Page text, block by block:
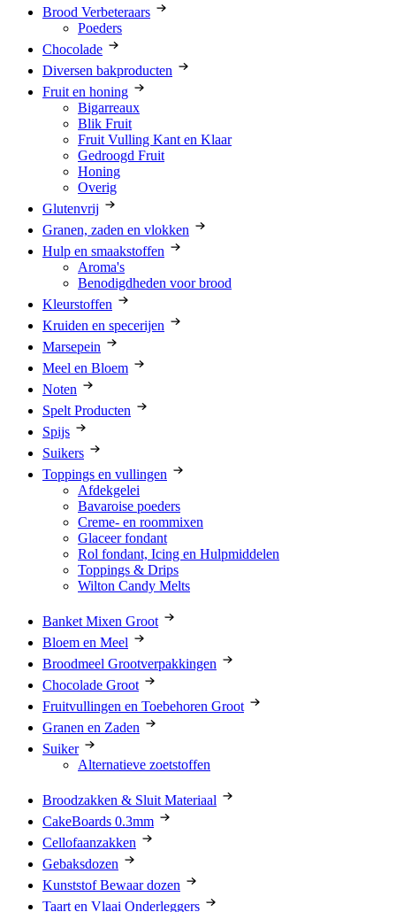
Brood Verbeteraars
Poeders
Chocolade
Diversen bakproducten
Fruit en honing
Bigarreaux
Blik Fruit
Fruit Vulling Kant en Klaar
Gedroogd Fruit
Honing
Overig
Glutenvrij
Granen, zaden en vlokken
Hulp en smaakstoffen
Aroma's
Benodigdheden voor brood
Kleurstoffen
Kruiden en specerijen
Marsepein
Meel en Bloem
Noten
Spelt Producten
Spijs
Suikers
Toppings en vullingen
Afdekgelei
Bavaroise poeders
Creme- en roommixen
Glaceer fondant
Rol fondant, Icing en Hulpmiddelen
Toppings & Drips
Wilton Candy Melts
Banket Mixen Groot
Bloem en Meel
Broodmeel Grootverpakkingen
Chocolade Groot
Fruitvullingen en Toebehoren Groot
Granen en Zaden
Suiker
Alternatieve zoetstoffen
Broodzakken & Sluit Materiaal
CakeBoards 0.3mm
Cellofaanzakken
Gebaksdozen
Kunststof Bewaar dozen
Taart en Vlaai Onderleggers